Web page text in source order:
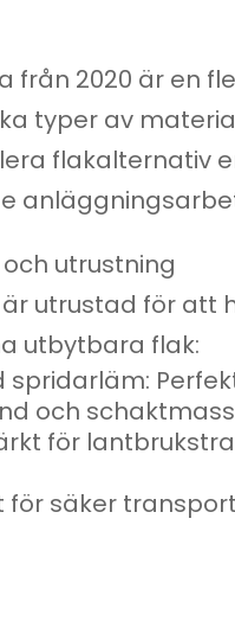
från 2020 är en
typer av
flakalternativ
utrustning
utrustad för att
utbytbara flak:
och
för
för säker